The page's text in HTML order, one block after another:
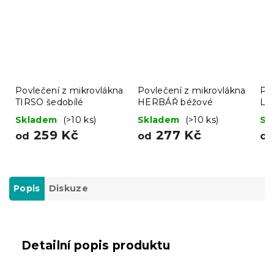
Povlečení z mikrovlákna
TIRSO šedobílé
Skladem
(>10 ks)
od 259 Kč
Povlečení z mikrovlákna
HERBÁŘ béžové
Skladem
(>10 ks)
od 277 Kč od
Popis Diskuze
Detailní popis produktu